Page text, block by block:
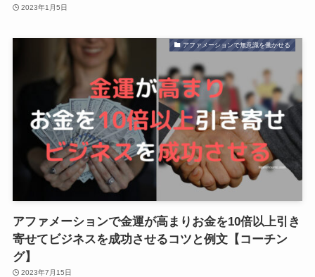
2023年1月5日
アファメーションで無意識を働かせる
アファメーションで金運が高まりお金を10倍以上引き
寄せてビジネスを成功させるコツと例文【コーチン
グ】
2023年7月15日